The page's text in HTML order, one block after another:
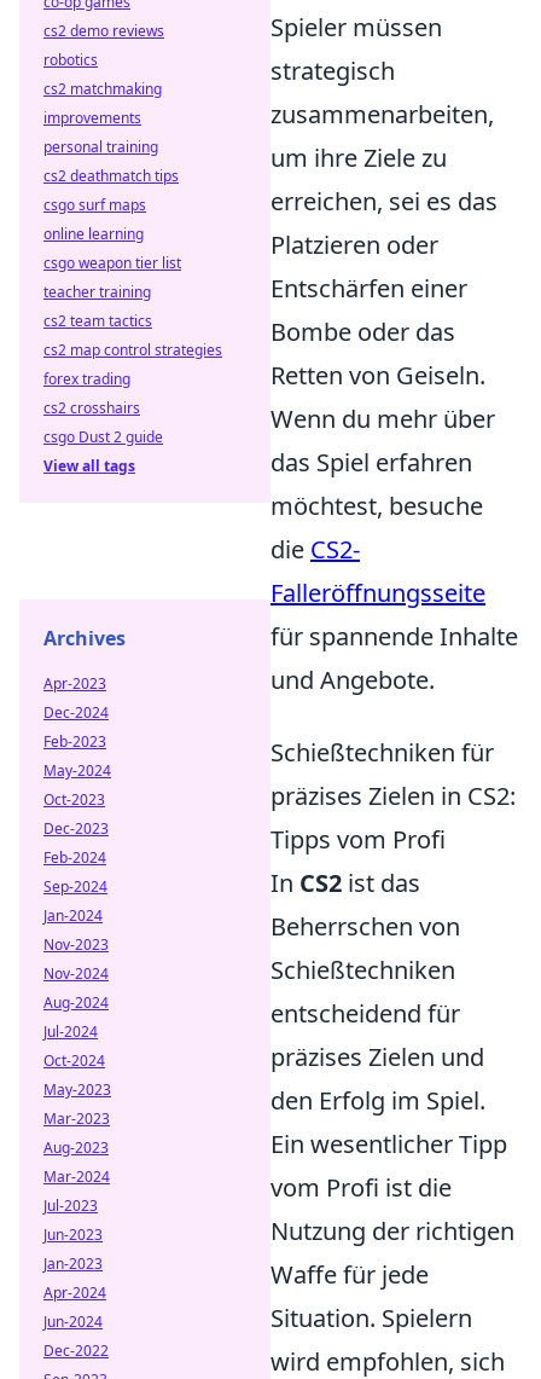
Spieler müssen
strategisch
zusammenarbeiten,
um ihre Ziele zu
erreichen, sei es das
Platzieren oder
Entschärfen einer
Bombe oder das
Retten von Geiseln.
Wenn du mehr über
das Spiel erfahren
möchtest, besuche
die CS2-
Falleröffnungsseite
für spannende Inhalte
und Angebote.
Schießtechniken für
präzises Zielen in CS2:
Tipps vom Profi
In CS2 ist das
Beherrschen von
Schießtechniken
entscheidend für
präzises Zielen und
den Erfolg im Spiel.
Ein wesentlicher Tipp
vom Profi ist die
Nutzung der richtigen
Waffe für jede
Situation. Spielern
wird empfohlen, sich
cs2 demo reviews
robotics
cs2 matchmaking
improvements
personal training
cs2 deathmatch tips
csgo surf maps
online learning
csgo weapon tier list
teacher training
cs2 team tactics
cs2 map control strategies
forex trading
cs2 crosshairs
csgo Dust 2 guide
View all tags
Archives
Apr-2023
Dec-2024
Feb-2023
May-2024
Oct-2023
Dec-2023
Feb-2024
Sep-2024
Jan-2024
Nov-2023
Nov-2024
Aug-2024
Jul-2024
Oct-2024
May-2023
Mar-2023
Aug-2023
Mar-2024
Jul-2023
Jun-2023
Jan-2023
Apr-2024
Jun-2024
Dec-2022